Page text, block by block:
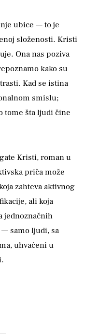
ubice — to je
složenosti. Kristi
Ona nas poziva
kako su
Kad se istina
smislu;
tome šta ljudi čine
Kristi, roman u
priča može
zahteva aktivnog
ali koja
jednoznačnih
samo ljudi, sa
uhvaćeni u